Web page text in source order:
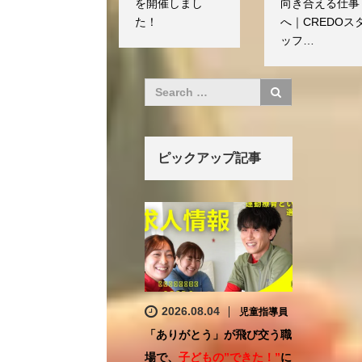
を開催しまし
た！
向き合える仕事
へ｜CREDOス
ッフ…
ピックアップ記事
2026.08.04 児童指導員
「ありがとう」が飛び交う職
場で、子どもの”できた！”に